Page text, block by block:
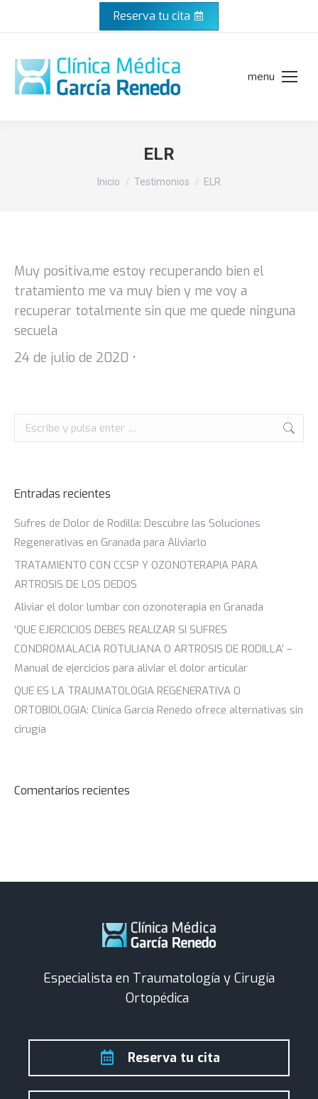
Reserva tu cita
menu
ELR
Estás aquí:
Inicio Testimonios ELR
Muy positiva,me estoy recuperando bien el
tratamiento me va muy bien y me voy a
recuperar totalmente sin que me quede ninguna
secuela
24 de julio de 2020 •
Entradas recientes
Sufres de Dolor de Rodilla: Descubre las Soluciones
Regenerativas en Granada para Aliviarlo
TRATAMIENTO CON CCSP Y OZONOTERAPIA PARA
ARTROSIS DE LOS DEDOS
Aliviar el dolor lumbar con ozonoterapia en Granada
‘QUE EJERCICIOS DEBES REALIZAR SI SUFRES
CONDROMALACIA ROTULIANA O ARTROSIS DE RODILLA’ –
Manual de ejercicios para aliviar el dolor articular
QUE ES LA TRAUMATOLOGIA REGENERATIVA O
ORTOBIOLOGIA: Clínica García Renedo ofrece alternativas sin
cirugía
Comentarios recientes
Especialista en Traumatología y Cirugía
Ortopédica
Reserva tu cita